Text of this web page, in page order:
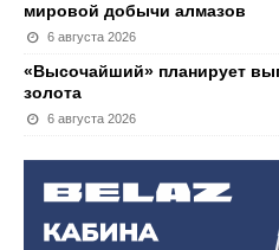
мировой добычи алмазов
6 августа 2026
«Высочайший» планирует
золота
6 августа 2026